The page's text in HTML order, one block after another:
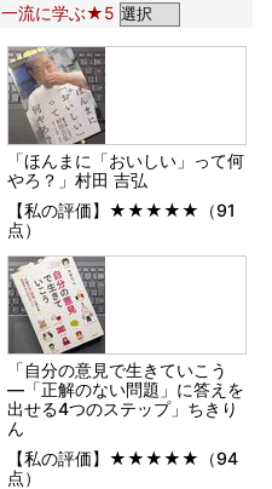
一流に学ぶ★5
「ほんまに「おいしい」って何
やろ？」村田 吉弘
【私の評価】★★★★★（91
点）
「自分の意見で生きていこう
―「正解のない問題」に答えを
出せる4つのステップ」ちきり
ん
【私の評価】★★★★★（94
点）